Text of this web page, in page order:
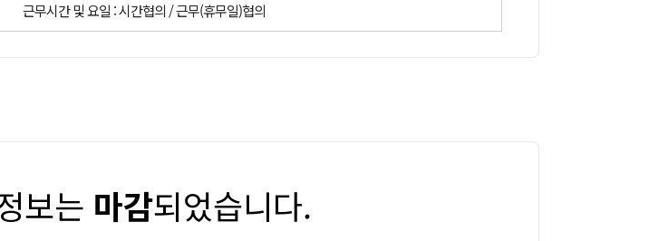
근무시간 및 요일 : 시간협의 / 근무(휴무일)협의
보는 마감되었습니다.